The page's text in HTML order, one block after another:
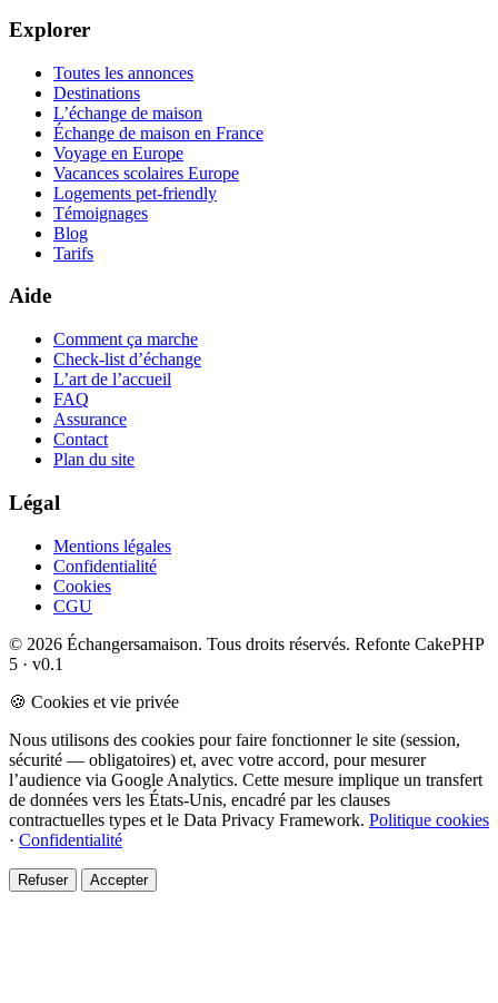
Explorer
Toutes les annonces
Destinations
L’échange de maison
Échange de maison en France
Voyage en Europe
Vacances scolaires Europe
Logements pet-friendly
Témoignages
Blog
Tarifs
Aide
Comment ça marche
Check-list d’échange
L’art de l’accueil
FAQ
Assurance
Contact
Plan du site
Légal
Mentions légales
Confidentialité
Cookies
CGU
© 2026 Échangersamaison. Tous droits réservés. Refonte CakePHP
5 · v0.1
🍪 Cookies et vie privée
Nous utilisons des cookies pour faire fonctionner le site (session,
sécurité — obligatoires) et, avec votre accord, pour mesurer
l’audience via Google Analytics. Cette mesure implique un transfert
de données vers les États-Unis, encadré par les clauses
contractuelles types et le Data Privacy Framework. Politique cookies
· Confidentialité
Refuser Accepter